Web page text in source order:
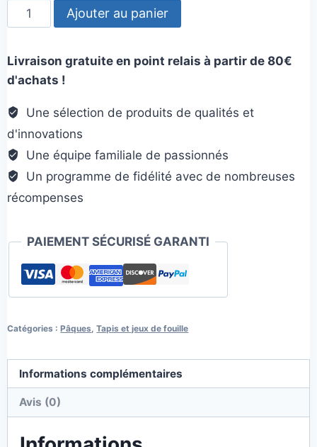
quantité
de
de
fouille
Tulipe
avec
ventouse
Ajouter au panier
Livraison gratuite en point relais à partir de 80€
d'achats !
Une sélection de produits de qualités et
d'innovations
Une équipe familiale de passionnés
Un programme de fidélité avec de nombreuses
récompenses
PAIEMENT SÉCURISÉ GARANTI
Catégories :Pâques,Tapis et jeux de fouille
Informations complémentaires
Avis (0)